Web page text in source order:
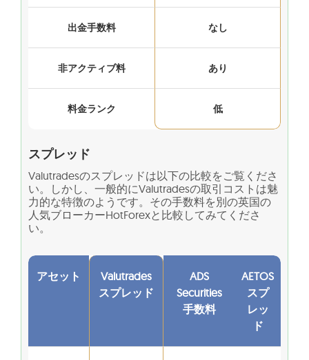
出金手数料 なし
非アクティブ料 あり
料金ランク 低
スプレッド
Valutradesのスプレッドは以下の比較をご覧くださ
い。しかし、一般的にValutradesの取引コストは魅
力的な特徴のようです。その手数料を別の英国の
人気ブローカーHotForexと比較してみてくださ
い。
アセット
Valutrades
スプレッド
ADS
Securities
手数料
AETOS
スプ
レッ
ド